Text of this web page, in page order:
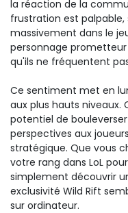
la réaction de la
frustration est
massivement dans le
personnage
qu'ils ne fréquentent
Ce sentiment met en
aux plus hauts niveaux.
potentiel de
perspectives aux
stratégique. Que vous
votre rang dans LoL
simplement découvrir
exclusivité Wild Rift
sur ordinateur.